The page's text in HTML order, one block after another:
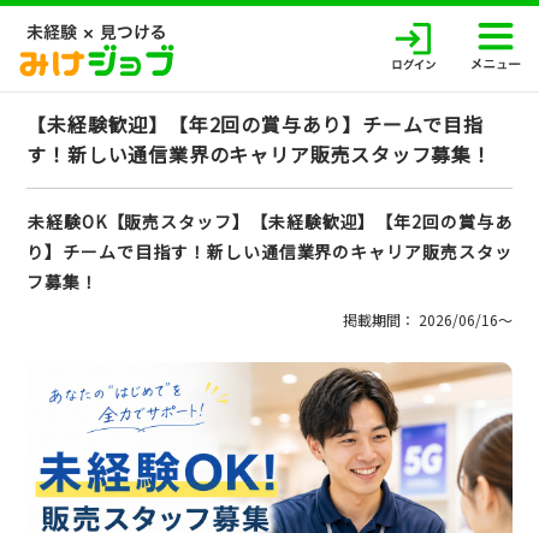
【未経験歓迎】【年2回の賞与あり】チームで目指
す！新しい通信業界のキャリア販売スタッフ募集！
未経験OK【販売スタッフ】【未経験歓迎】【年2回の賞与あ
り】チームで目指す！新しい通信業界のキャリア販売スタッ
フ募集！
掲載期間： 2026/06/16〜